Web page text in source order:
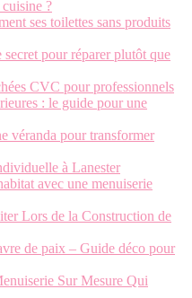
?
ses toilettes sans produits
secret pour réparer plutôt que
CVC pour professionnels
: le guide pour une
véranda pour transformer
à Lanester
avec une menuiserie
Lors de la Construction de
de paix – Guide déco pour
Sur Mesure Qui